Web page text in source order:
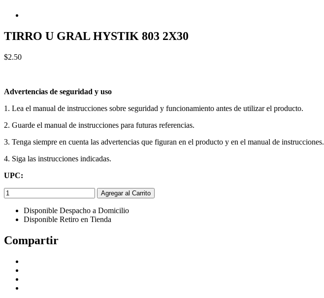
TIRRO U GRAL HYSTIK 803 2X30
$2.50
Advertencias de seguridad y uso
1. Lea el manual de instrucciones sobre seguridad y funcionamiento antes de utilizar el producto.
2. Guarde el manual de instrucciones para futuras referencias.
3. Tenga siempre en cuenta las advertencias que figuran en el producto y en el manual de instrucciones.
4. Siga las instrucciones indicadas.
UPC:
Agregar al Carrito
Disponible Despacho a Domicilio
Disponible Retiro en Tienda
Compartir